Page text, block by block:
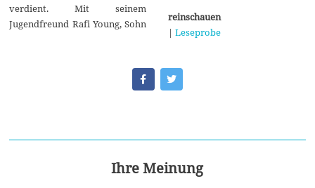
verdient. Mit seinem
Jugendfreund Rafi Young, Sohn
reinschauen
| Leseprobe
Ihre Meinung